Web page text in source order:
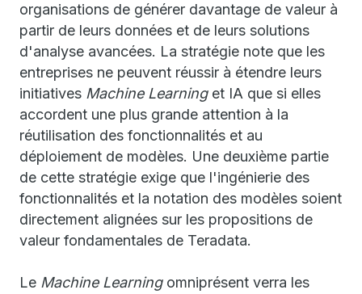
organisations de générer davantage de valeur à
partir de leurs données et de leurs solutions
d'analyse avancées. La stratégie note que les
entreprises ne peuvent réussir à étendre leurs
initiatives Machine Learninget IA que si elles
accordent une plus grande attention à la
réutilisation des fonctionnalités et au
déploiement de modèles. Une deuxième partie
de cette stratégie exige que l'ingénierie des
fonctionnalités et la notation des modèles soient
directement alignées sur les propositions de
valeur fondamentales de Teradata.
Le Machine Learningomniprésent verra les